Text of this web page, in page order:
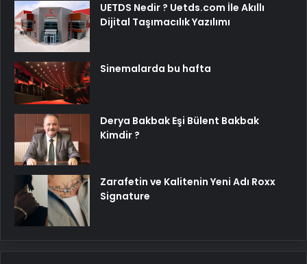
UETDS Nedir ? Uetds.com İle Akıllı
Dijital Taşımacılık Yazılımı
Sinemalarda bu hafta
Derya Bakbak Eşi Bülent Bakbak
Kimdir ?
Zarafetin ve Kalitenin Yeni Adı Roxx
Signature